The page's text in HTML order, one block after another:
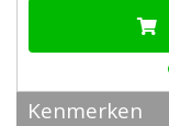
Kenmerken